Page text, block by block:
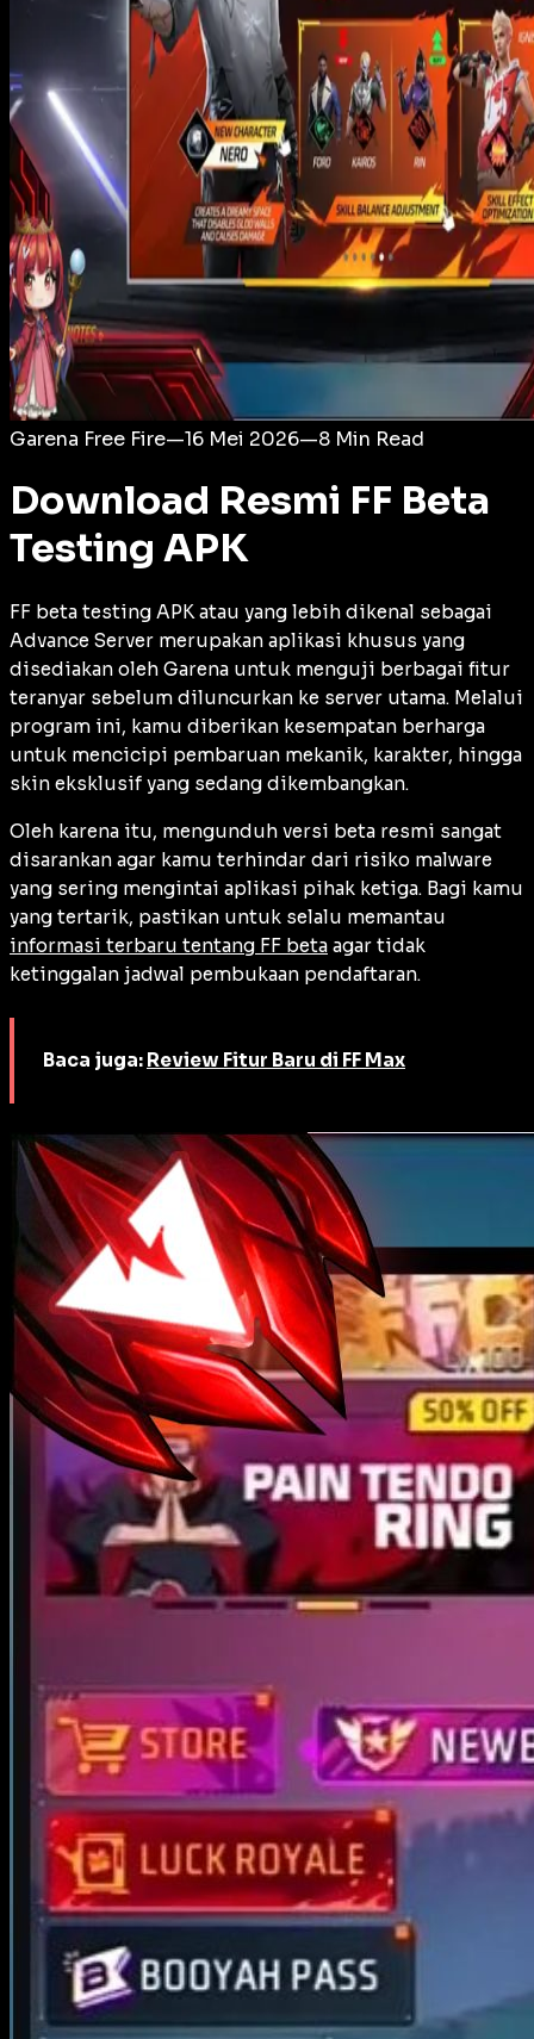
Login
Garena Free Fire—16 Mei 2026—8 Min Read
Download Resmi FF Beta
Testing APK
FF beta testing APK atau yang lebih dikenal sebagai
Advance Server merupakan aplikasi khusus yang
disediakan oleh Garena untuk menguji berbagai fitur
teranyar sebelum diluncurkan ke server utama. Melalui
program ini, kamu diberikan kesempatan berharga
untuk mencicipi pembaruan mekanik, karakter, hingga
skin eksklusif yang sedang dikembangkan.
Oleh karena itu, mengunduh versi beta resmi sangat
disarankan agar kamu terhindar dari risiko malware
yang sering mengintai aplikasi pihak ketiga. Bagi kamu
yang tertarik, pastikan untuk selalu memantau
informasi terbaru tentang FF beta agar tidak
ketinggalan jadwal pembukaan pendaftaran.
Baca juga: Review Fitur Baru di FF Max